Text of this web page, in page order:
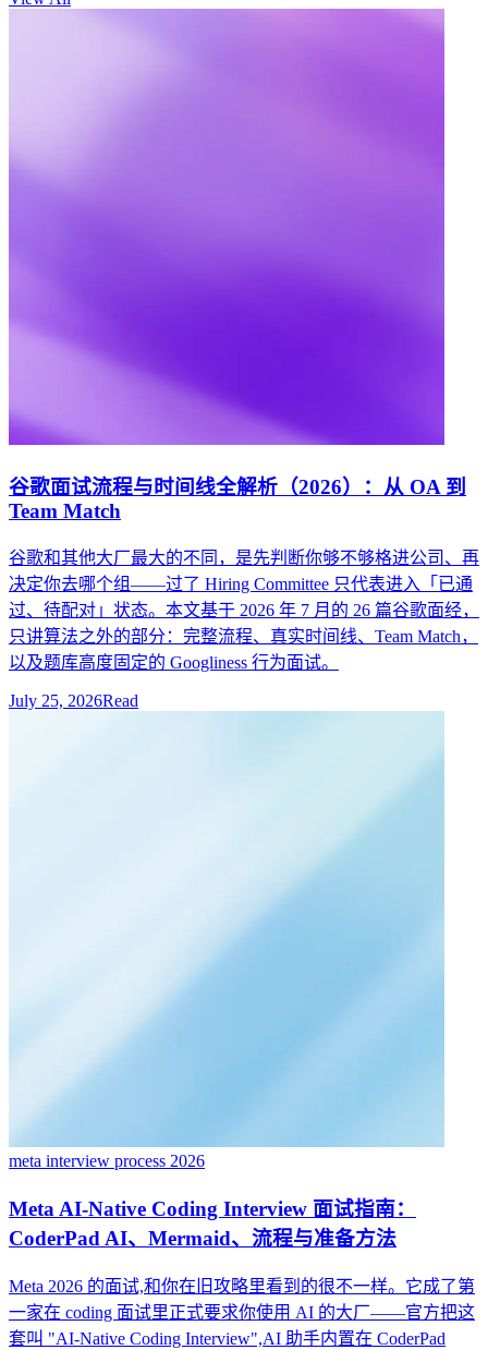
谷歌面试流程与时间线全解析（2026）：从 OA 到
Team Match
谷歌和其他大厂最大的不同，是先判断你够不够格进公司、再
决定你去哪个组——过了 Hiring Committee 只代表进入「已通
过、待配对」状态。本文基于 2026 年 7 月的 26 篇谷歌面经，
只讲算法之外的部分：完整流程、真实时间线、Team Match，
以及题库高度固定的 Googliness 行为面试。
July 25, 2026Read
meta interview process 2026
Meta AI-Native Coding Interview 面试指南：
CoderPad AI、Mermaid、流程与准备方法
Meta 2026 的面试,和你在旧攻略里看到的很不一样。它成了第
一家在 coding 面试里正式要求你使用 AI 的大厂——官方把这
套叫 "AI-Native Coding Interview",AI 助手内置在 CoderPad